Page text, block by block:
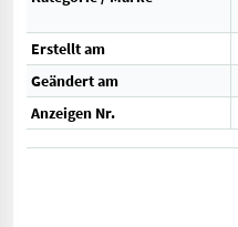
Erstellt am
Geändert am
Anzeigen Nr.